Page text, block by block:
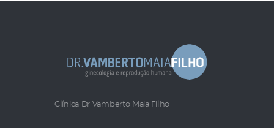
Clínica Dr Vamberto Maia Filho